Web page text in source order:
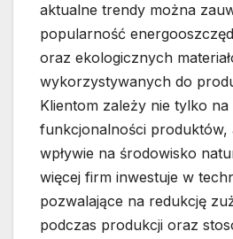
aktualne trendy można
popularność
oraz ekologicznych
wykorzystywanych do
Klientom zależy nie tylko na
funkcjonalności produktów,
wpływie na środowisko
więcej firm inwestuje w
pozwalające na redukcję
podczas produkcji oraz